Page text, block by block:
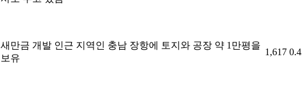
새만금 개발 인근 지역인 충남 장항에 토지와 공장 약 1만평을
보유
1,617